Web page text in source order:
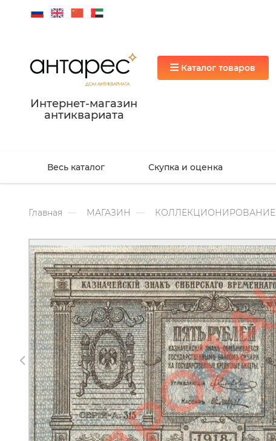
Интернет-магазин
антиквариата
Каталог товаров
Весь каталог Скупка и оценка
Главная МАГАЗИН КОЛЛЕКЦИОНИРОВАНИЕ